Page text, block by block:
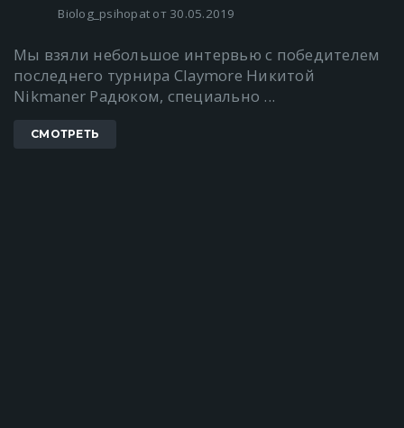
Biolog_psihopat от 30.05.2019
Мы взяли небольшое интервью с победителем
последнего турнира Claymore Никитой
Nikmaner Радюком, специально ...
СМОТРЕТЬ